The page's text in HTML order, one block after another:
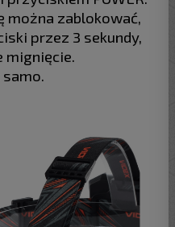
można zablokować,
przez 3 sekundy,
mignięcie.